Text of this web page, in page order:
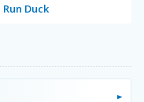
Run Duck